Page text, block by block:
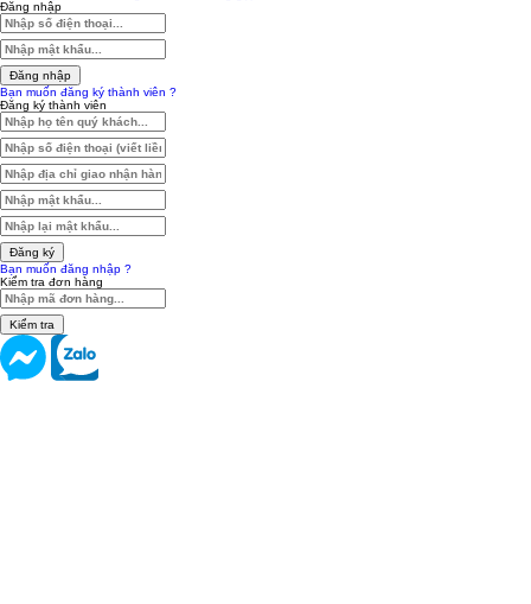
Đăng nhập
Đăng nhập
Bạn muốn đăng ký thành viên ?
Đăng ký thành viên
Đăng ký
Bạn muốn đăng nhập ?
Kiểm tra đơn hàng
Kiểm tra